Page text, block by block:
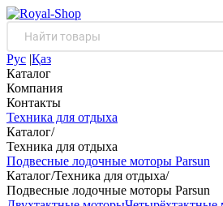
Рус |Қаз
Каталог
Компания
Контакты
Техника для отдыха
Каталог/
Техника для отдыха
Подвесные лодочные моторы Parsun
Каталог/Техника для отдыха/
Подвесные лодочные моторы Parsun